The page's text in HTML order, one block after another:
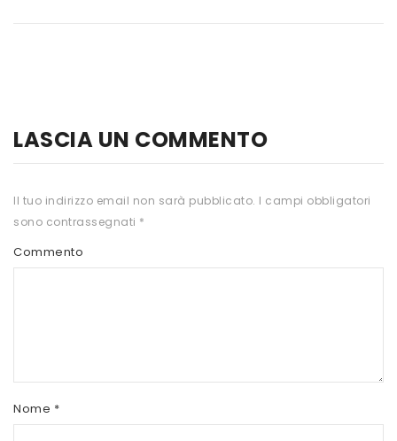
NAMED SPORT
NATIVA INTEGRATORI
NATURAL POINT
PRO ACTION
SCITEC NUTRITION
LASCIA UN COMMENTO
Il tuo indirizzo email non sarà pubblicato. I campi obbligatori
sono contrassegnati *
Commento
Nome *